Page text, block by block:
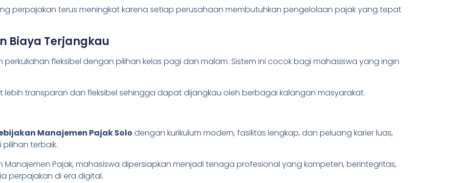
perpajakan terus meningkat karena setiap perusahaan membutuhkan pengelolaan pajak yang tepat
Biaya Terjangkau
perkuliahan fleksibel dengan pilihan kelas pagi dan malam. Sistem ini cocok bagi mahasiswa yang ingin
lebih transparan dan fleksibel sehingga dapat dijangkau oleh berbagai kalangan masyarakat.
Manajemen Pajak Solo dengan kurikulum modern, fasilitas lengkap, dan peluang karier luas,
pilihan terbaik.
Manajemen Pajak, mahasiswa dipersiapkan menjadi tenaga profesional yang kompeten, berintegritas,
perpajakan di era digital.